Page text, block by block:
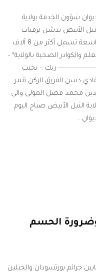
شؤون الخدمة بولاية
الأبيض يدشن ترقيات
واسعة تشمل أكثر من 8 آلاف
والكوادر الصحية بالولاية* -
ربك :- بخيت
دشن الفريق الركن قمر
محمد فضل المولى والي
النيل الأبيض صباح اليوم
وضرورة الحسم
جرائم بورتسودان والجبلين